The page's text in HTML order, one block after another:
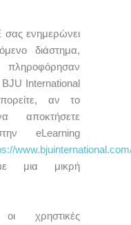
ενημερώνει
διάστημα,
International
αν το
αποκτήσετε
eLearning
μια μικρή
χρηστικές